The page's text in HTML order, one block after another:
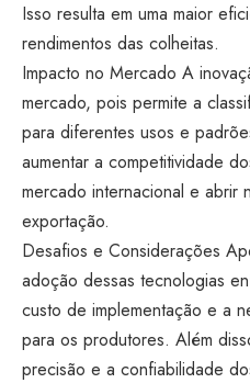
Isso resulta em uma maior
rendimentos das colheitas.
Impacto no Mercado A
mercado, pois permite a
para diferentes usos e
aumentar a competitividade
mercado internacional e abrir
exportação.
Desafios e Considerações
adoção dessas tecnologias
custo de implementação e a
para os produtores. Além
precisão e a confiabilidade